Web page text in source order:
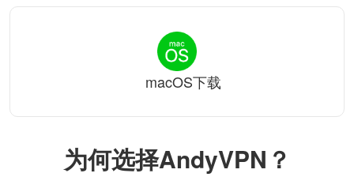
为何选择AndyVPN？
macOS下载